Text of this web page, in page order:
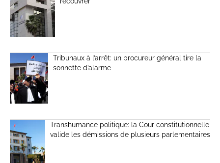
Tribunaux à l’arrêt: un procureur général tire la
sonnette d’alarme
Transhumance politique: la Cour constitutionnelle
valide les démissions de plusieurs parlementaires